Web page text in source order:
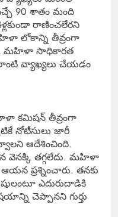
90 శాతం మంది
రాణించలేరని
లోకాన్ని తీవ్రంగా
మహిళా సాధికారత
వ్యాఖ్యలు చేయడం
కమిషన్ తీవ్రంగా
నోటీసులు జారీ
ఆదేశించింది.
తగ్గలేదు. మహిళా
ప్రశ్నించారు. తనకు
ఎదురుదాడికి
చెప్పానని గుర్తు